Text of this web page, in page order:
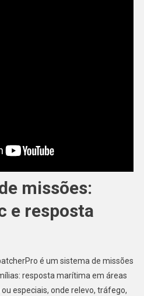
missões:
e resposta
é um sistema de missões
resposta marítima em áreas
especiais, onde relevo, tráfego,